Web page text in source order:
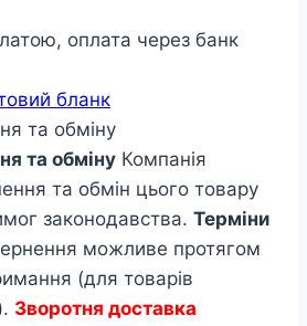
оплата через банк
бланк
та обміну
та обміну Компанія
та обмін цього товару
законодавства. Терміни
можливе протягом
(для товарів
Зворотня доставка